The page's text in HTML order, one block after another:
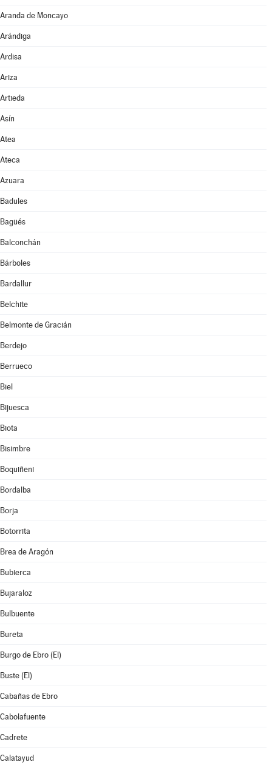
Aranda de Moncayo
Arándiga
Ardisa
Ariza
Artieda
Asín
Atea
Ateca
Azuara
Badules
Bagüés
Balconchán
Bárboles
Bardallur
Belchite
Belmonte de Gracián
Berdejo
Berrueco
Biel
Bijuesca
Biota
Bisimbre
Boquiñeni
Bordalba
Borja
Botorrita
Brea de Aragón
Bubierca
Bujaraloz
Bulbuente
Bureta
Burgo de Ebro (El)
Buste (El)
Cabañas de Ebro
Cabolafuente
Cadrete
Calatayud